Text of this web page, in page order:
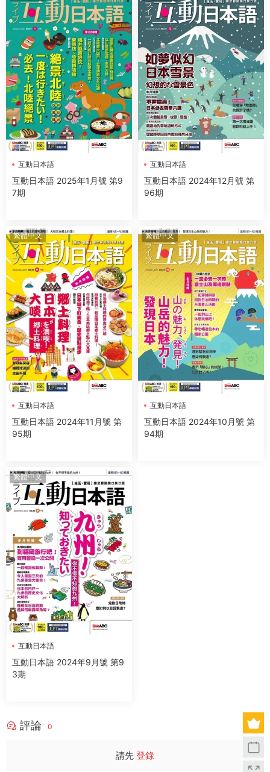
互動日本語
互動日本語 2025年1月號 第9
7期
互動日本語
互動日本語 2024年12月號 第
96期
繁體中文
互動日本語
互動日本語 2024年11月號 第
95期
繁體中文
互動日本語
互動日本語 2024年10月號 第
94期
繁體中文
互動日本語
互動日本語 2024年9月號 第9
3期
評論 0
請先 登錄